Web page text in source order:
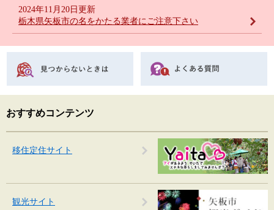
栃木県矢板市の名をかたる業者にご注意下さい
2024年11月20日更新
おすすめコンテンツ
移住定住サイト
観光サイト